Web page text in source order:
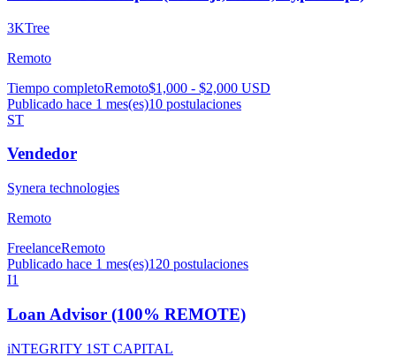
3KTree
Remoto
Tiempo completoRemoto$1,000 - $2,000 USD
Publicado hace 1 mes(es)10 postulaciones
ST
Vendedor
Synera technologies
Remoto
FreelanceRemoto
Publicado hace 1 mes(es)120 postulaciones
I1
Loan Advisor (100% REMOTE)
iNTEGRITY 1ST CAPITAL